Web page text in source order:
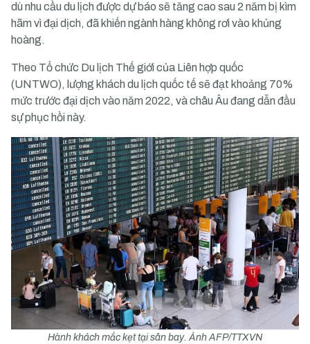
dù nhu cầu du lịch được dự báo sẽ tăng cao sau 2 năm bị kìm
hãm vì đại dịch, đã khiến ngành hàng không rơi vào khủng
hoàng.
Theo Tổ chức Du lịch Thế giới của Liên hợp quốc
(UNTWO), lượng khách du lịch quốc tế sẽ đạt khoảng 70%
mức trước đại dịch vào năm 2022, và châu Âu đang dẫn đầu
sự phục hồi này.
Hành khách mắc kẹt tại sân bay. Ảnh AFP/TTXVN